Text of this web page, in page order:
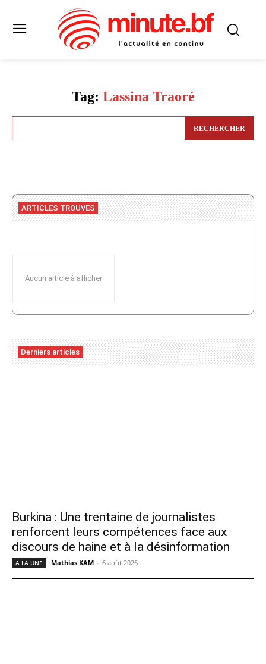
Tag: Lassina Traoré
RECHERCHER
ARTICLES TROUVES
Aucun article à afficher
Derniers articles
Burkina : Une trentaine de journalistes
renforcent leurs compétences face aux
discours de haine et à la désinformation
A LA UNE Mathias KAM - 6 août 2026